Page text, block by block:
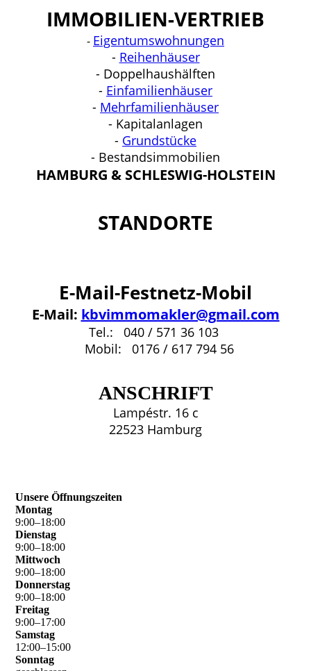
IMMOBILIEN-VERTRIEB
- Eigentumswohnungen
- Reihenhäuser
- Doppelhaushälften
- Einfamilienhäuser
- Mehrfamilienhäuser
- Kapitalanlagen
- Grundstücke
- Bestandsimmobilien
HAMBURG & SCHLESWIG-HOLSTEIN
STANDORTE
E-Mail-Festnetz-Mobil
E-Mail: kbvimmomakler@gmail.com
Tel.: 040 / 571 36 103
Mobil: 0176 / 617 794 56
ANSCHRIFT
Lampéstr. 16 c
22523 Hamburg
Unsere Öffnungszeiten
Montag
9:00–18:00
Dienstag
9:00–18:00
Mittwoch
9:00–18:00
Donnerstag
9:00–18:00
Freitag
9:00–17:00
Samstag
12:00–15:00
Sonntag